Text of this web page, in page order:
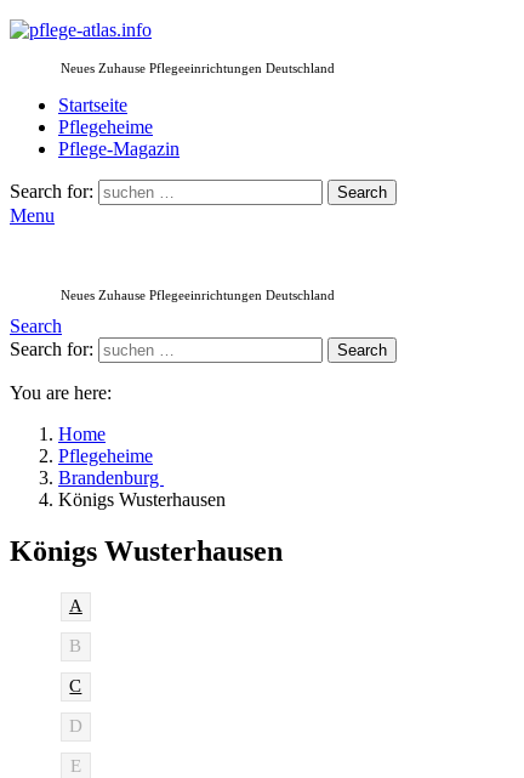
Neues Zuhause Pflegeeinrichtungen Deutschland
Startseite
Pflegeheime
Pflege-Magazin
Search for: Search
Menu
Neues Zuhause Pflegeeinrichtungen Deutschland
Search
Search for:
Search
You are here:
Home
Pflegeheime
Brandenburg
Königs Wusterhausen
Königs Wusterhausen
A
B
C
D
E